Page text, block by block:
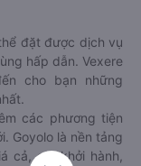
đặt được dịch vụ
hấp dẫn. Vexere
cho bạn những
các phương tiện
Goyolo là nền tảng
cả, giờ khởi hành,